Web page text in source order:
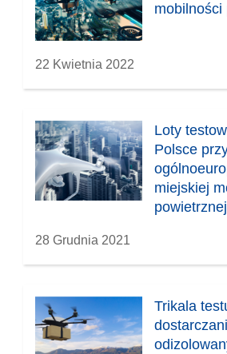
mobilności
22 Kwietnia 2022
Loty
Polsce
miejskiej
powietrznej
28 Grudnia 2021
Trikala